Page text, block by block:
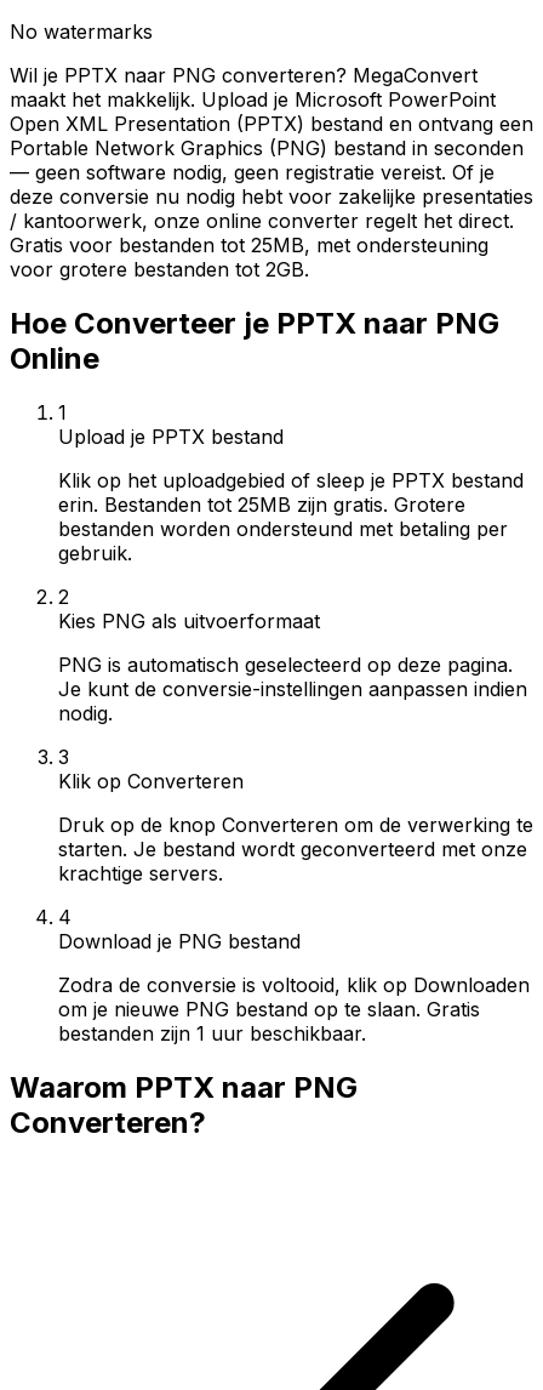
No watermarks
Wil je PPTX naar PNG converteren? MegaConvert
maakt het makkelijk. Upload je Microsoft PowerPoint
Open XML Presentation (PPTX) bestand en ontvang een
Portable Network Graphics (PNG) bestand in seconden
— geen software nodig, geen registratie vereist. Of je
deze conversie nu nodig hebt voor zakelijke presentaties
/ kantoorwerk, onze online converter regelt het direct.
Gratis voor bestanden tot 25MB, met ondersteuning
voor grotere bestanden tot 2GB.
Hoe Converteer je PPTX naar PNG
Online
1
Upload je PPTX bestand
Klik op het uploadgebied of sleep je PPTX bestand
erin. Bestanden tot 25MB zijn gratis. Grotere
bestanden worden ondersteund met betaling per
gebruik.
2
Kies PNG als uitvoerformaat
PNG is automatisch geselecteerd op deze pagina.
Je kunt de conversie-instellingen aanpassen indien
nodig.
3
Klik op Converteren
Druk op de knop Converteren om de verwerking te
starten. Je bestand wordt geconverteerd met onze
krachtige servers.
4
Download je PNG bestand
Zodra de conversie is voltooid, klik op Downloaden
om je nieuwe PNG bestand op te slaan. Gratis
bestanden zijn 1 uur beschikbaar.
Waarom PPTX naar PNG
Converteren?